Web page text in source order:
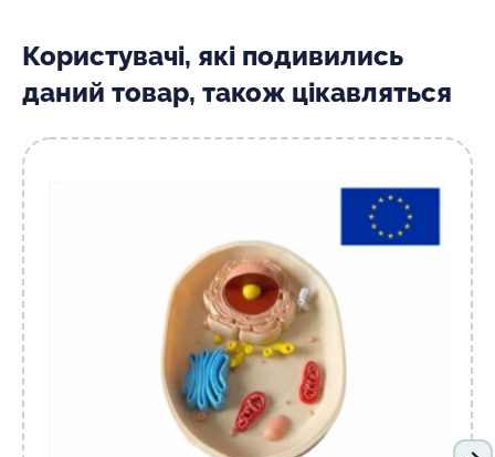
Користувачі, які подивились
даний товар, також цікавляться